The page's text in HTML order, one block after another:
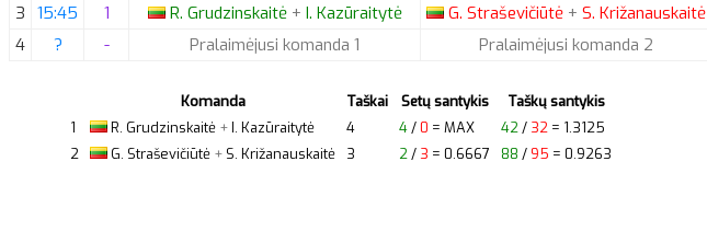
3 15:45 1 R. Grudzinskaitė + I. Kazūraitytė G. Straševičiūtė + S. Križanauskaitė
4
? - Pralaimėjusi komanda 1 Pralaimėjusi komanda 2
Komanda Taškai Setų santykis
Taškų santykis
1
R. Grudzinskaitė +I. Kazūraitytė 4 4/0 = MAX 42/ 32 = 1.3125
2
G. Straševičiūtė + S. Križanauskaitė 3 2/ 3 = 0.6667 88 / 95 = 0.9263